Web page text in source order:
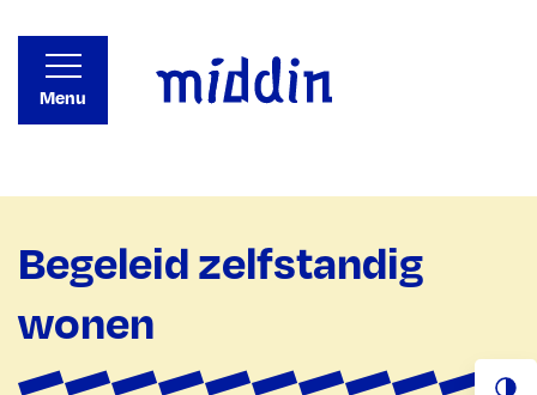
Menu
Begeleid zelfstandig
wonen